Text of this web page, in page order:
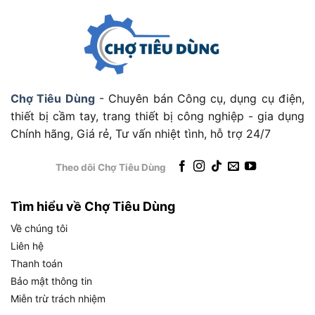
0 đến 3.250 lần/phút
4 cấp độ tùy chỉnh
Chiều dài thân máy
Trọng lượng (thân
máy)
1,67 kg
Tính năng bổ sung Đèn LED chiếu sáng tích hợp
sạc
bao gồm hệ pin 20V Max và lực mở 1.084 Nm,
đều có ý nghĩa thực tế quan trọng cần giải thích
kỹ hơn. Dưới đây là phân tích chuyên sâu về từng
thông số này.
Hệ pin 20V Max Dewalt trên DCF891N-B1 hoạt
Chợ Tiêu Dùng- Chuyên bán Công cụ, dụng cụ điện,
thiết bị cầm tay, trang thiết bị công nghiệp - gia dụng
Chính hãng, Giá rẻ, Tư vấn nhiệt tình, hỗ trợ 24/7
Theo dõi Chợ Tiêu Dùng
Tìm hiểu về Chợ Tiêu Dùng
Về chúng tôi
Liên hệ
Thanh toán
Bảo mật thông tin
Miễn trừ trách nhiệm